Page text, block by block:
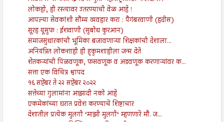
लोकहो, ही रस्त्यावर उतरण्याची वेळ आहे !
आपल्या सेवकांशी सौम्य व्यवहार करा : पैगंबरवाणी (हदीस)
सूरह यूसुफ : ईशवाणी (सुबोध कुरआन)
समाजसुधारकांची भूमिका बजावणाऱ्या शिक्षकांची देशाला...
अनियंत्रित लोकशाही ही हुकुमशाहीला जन्म देते
शेतकऱ्यांची पिळवणूक, फसवणूक व अडवणूक करणाऱ्यांवर क...
सत्ता एक विचित्र श्वापद
१६ सप्टेंबर ते २२ सप्टेंबर २०२२
सत्तेच्या गुलामांना आझादी नको आहे
एकमेकांच्या घरात प्रवेश करण्याचे शिष्टाचार
देशातील प्रत्येक मुलगी ‘माझी मुलगी‘ म्हणणारे मौ. ज...